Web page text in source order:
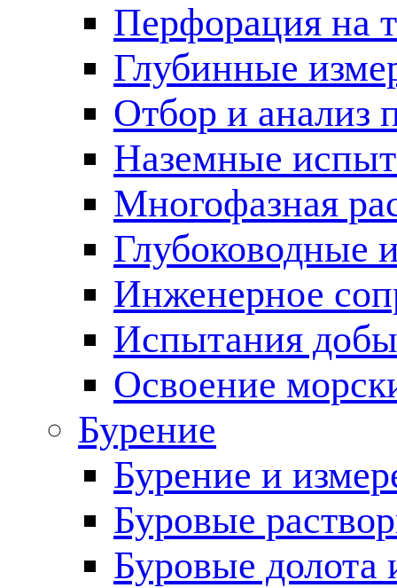
Перфорация на
Глубинные
Отбор и анализ
Наземные
Многофазная
Глубоководные
Инженерное
Испытания
Освоение
Бурение
Бурение и
Буровые
Буровые долота